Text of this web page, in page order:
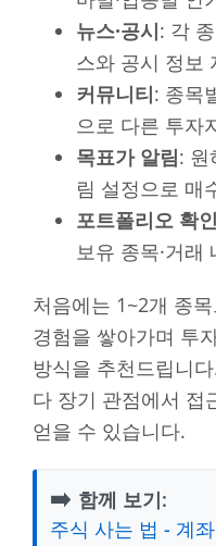
뉴스·공시: 각
스와 공시 정보
커뮤니티: 종목
으로 다른 투자
목표가 알림: 원
림 설정으로 매
포트폴리오 확인
보유 종목·거래
처음에는 1~2개 종
경험을 쌓아가며 투
방식을 추천드립니
다 장기 관점에서 접
얻을 수 있습니다.
➡️ 함께 보기:
주식 사는 법 - 계